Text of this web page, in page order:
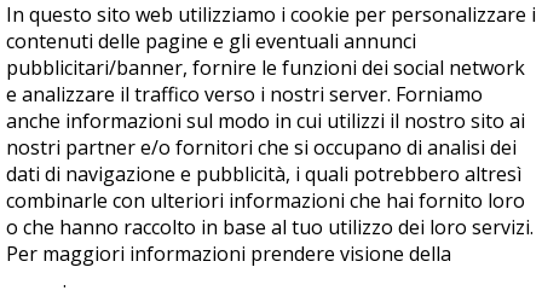
In questo sito web utilizziamo i cookie per personalizzare i
contenuti delle pagine e gli eventuali annunci
pubblicitari/banner, fornire le funzioni dei social network
e analizzare il traffico verso i nostri server. Forniamo
anche informazioni sul modo in cui utilizzi il nostro sito ai
nostri partner e/o fornitori che si occupano di analisi dei
dati di navigazione e pubblicità, i quali potrebbero altresì
combinarle con ulteriori informazioni che hai fornito loro
o che hanno raccolto in base al tuo utilizzo dei loro servizi.
Per maggiori informazioni prendere visione della
.
ASD Let's Sport - Via T. Olivelli 3, 25014 Castenedolo (BS) - P. Iva:
04278030988
© Copyright 2015 | All Rights Reserved - Powered byDynDevice
Privacy Policy Cookie Policy Accessibilità Sitemap